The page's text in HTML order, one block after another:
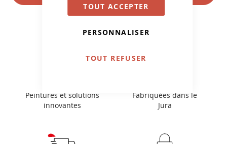
TOUT ACCEPTER
PERSONNALISER
TOUT REFUSER
Peintures et solutions
innovantes
Fabriquées dans le
Jura